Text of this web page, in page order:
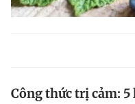
Công thức trị cảm: